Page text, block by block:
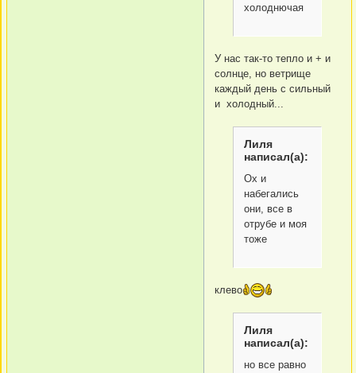
холоднючая
У нас так-то тепло и + и
солнце, но ветрище
каждый день с сильный
и холодный...
Лиля
написал(а):
Ох и
набегались
они, все в
отрубе и моя
тоже
клево
Лиля
написал(а):
но все равно